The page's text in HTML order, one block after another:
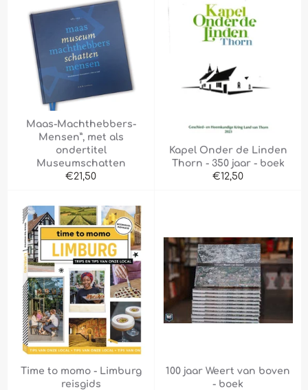
Maas-Machthebbers-
Mensen”, met als
ondertitel
Museumschatten
Normale
€21,50
Kapel Onder de Linden
Thorn - 350 jaar - boek
Normale
€12,50
Time to momo - Limburg
reisgids
100 jaar Weert van boven
- boek